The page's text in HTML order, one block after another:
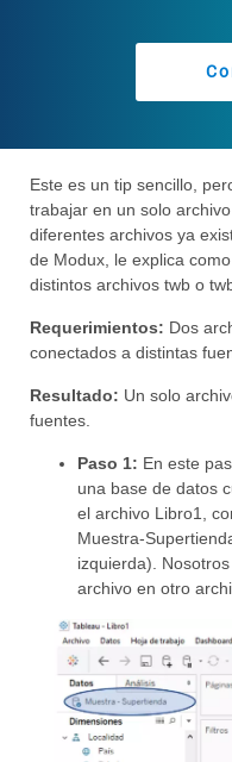
Este es un tip sencillo,
trabajar en un solo
diferentes archivos ya
de Modux, le explica
distintos archivos twb o
Requerimientos: Dos
conectados a distintas
Resultado: Un solo
fuentes.
Paso 1: En este
una base de datos
el archivo Libro1,
Muestra-
izquierda).
archivo en otro